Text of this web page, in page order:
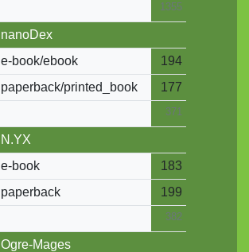
1355
nanoDex
e-book/ebook
194
paperback/printed_book
177
371
N.YX
e-book
183
paperback
199
382
Ogre-Mages